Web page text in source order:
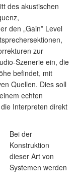
des akustischen
den „Gain” Level
zur
Szenerie ein, die
befindet, mit
Quellen. Dies soll
echten
Interpreten direkt
Bei der
Konstruktion
dieser Art von
Systemen werden